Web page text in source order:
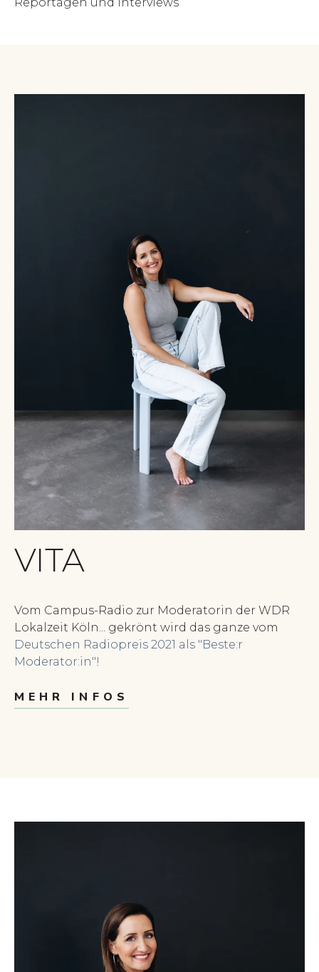
Reportagen und Interviews
VITA
Vom Campus-Radio zur Moderatorin der WDR
Lokalzeit Köln... gekrönt wird das ganze vom
Deutschen Radiopreis 2021 als "Beste:r
Moderator:in"!
MEHR INFOS